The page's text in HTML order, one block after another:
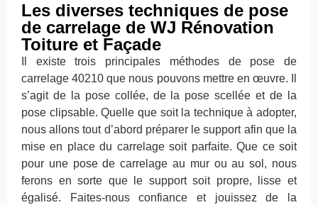
Les diverses techniques de pose
de carrelage de WJ Rénovation
Toiture et Façade
Il existe trois principales méthodes de pose de
carrelage 40210 que nous pouvons mettre en œuvre. Il
s’agit de la pose collée, de la pose scellée et de la
pose clipsable. Quelle que soit la technique à adopter,
nous allons tout d’abord préparer le support afin que la
mise en place du carrelage soit parfaite. Que ce soit
pour une pose de carrelage au mur ou au sol, nous
ferons en sorte que le support soit propre, lisse et
égalisé. Faites-nous confiance et jouissez de la